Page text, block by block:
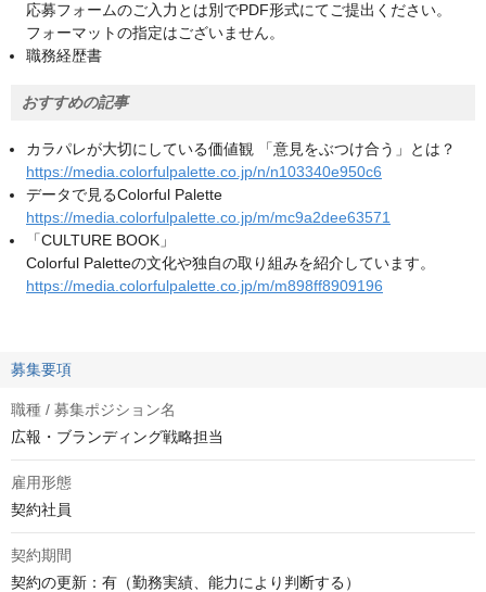
応募フォームのご入力とは別でPDF形式にてご提出ください。
フォーマットの指定はございません。
職務経歴書
おすすめの記事
カラパレが大切にしている価値観 「意見をぶつけ合う」とは？
https://media.colorfulpalette.co.jp/n/n103340e950c6
データで見るColorful Palette
https://media.colorfulpalette.co.jp/m/mc9a2dee63571
「CULTURE BOOK」
Colorful Paletteの文化や独自の取り組みを紹介しています。
https://media.colorfulpalette.co.jp/m/m898ff8909196
募集要項
職種 / 募集ポジション名
広報・ブランディング戦略担当
雇用形態
契約社員
契約期間
契約の更新：有（勤務実績、能力により判断する）